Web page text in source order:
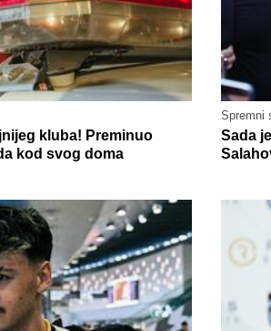
kluba! Preminuo
kod svog doma
Spremni
Sada